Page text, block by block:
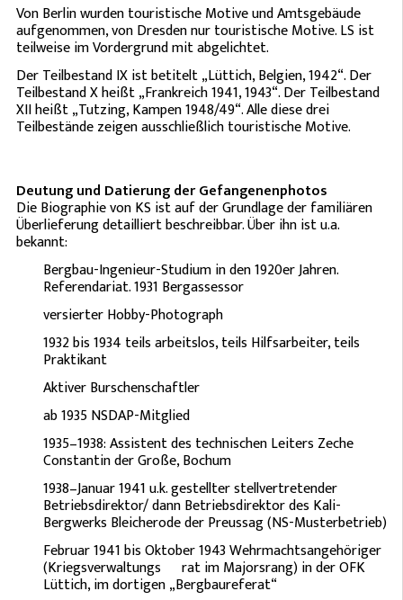
Von Berlin wurden touristische Motive und Amtsgebäude
aufgenommen, von Dresden nur touristische Motive. LS ist
teilweise im Vordergrund mit abgelichtet.
Der Teilbestand IX ist betitelt „Lüttich, Belgien, 1942“. Der
Teilbestand X heißt „Frankreich 1941, 1943“. Der Teilbestand
XII heißt „Tutzing, Kampen 1948/49“. Alle diese drei
Teilbestände zeigen ausschließlich touristische Motive.
Deutung und Datierung der Gefangenenphotos
Die Biographie von KS ist auf der Grundlage der familiären
Überlieferung detailliert beschreibbar. Über ihn ist u.a.
bekannt:
Bergbau-Ingenieur-Studium in den 1920er Jahren.
Referendariat. 1931 Bergassessor
versierter Hobby-Photograph
1932 bis 1934 teils arbeitslos, teils Hilfsarbeiter, teils
Praktikant
Aktiver Burschenschaftler
ab 1935 NSDAP-Mitglied
1935–1938: Assistent des technischen Leiters Zeche
Constantin der Große, Bochum
1938–Januar 1941 u.k. gestellter stellvertretender
Betriebsdirektor/ dann Betriebsdirektor des Kali-
Bergwerks Bleicherode der Preussag (NS-Musterbetrieb)
Februar 1941 bis Oktober 1943 Wehrmachtsangehöriger
(Kriegsverwaltungs¬rat im Majorsrang) in der OFK
Lüttich, im dortigen „Bergbaureferat“